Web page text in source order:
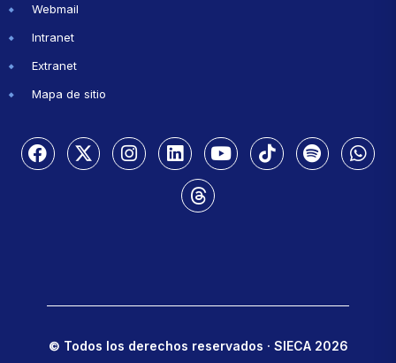
Webmail
Intranet
Extranet
Mapa de sitio
© Todos los derechos reservados · SIECA 2026